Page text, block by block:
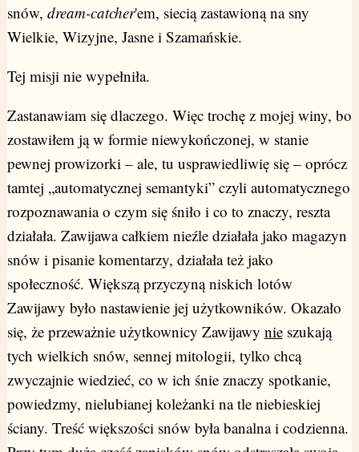
snów, dream-catcher'em, siecią zastawioną na sny
Wielkie, Wizyjne, Jasne i Szamańskie.
Tej misji nie wypełniła.
Zastanawiam się dlaczego. Więc trochę z mojej winy, bo
zostawiłem ją w formie niewykończonej, w stanie
pewnej prowizorki – ale, tu usprawiedliwię się – oprócz
tamtej „automatycznej semantyki” czyli automatycznego
rozpoznawania o czym się śniło i co to znaczy, reszta
działała. Zawijawa całkiem nieźle działała jako magazyn
snów i pisanie komentarzy, działała też jako
społeczność. Większą przyczyną niskich lotów
Zawijawy było nastawienie jej użytkowników. Okazało
się, że przeważnie użytkownicy Zawijawy nieszukają
tych wielkich snów, sennej mitologii, tylko chcą
zwyczajnie wiedzieć, co w ich śnie znaczy spotkanie,
powiedzmy, nielubianej koleżanki na tle niebieskiej
ściany. Treść większości snów była banalna i codzienna.